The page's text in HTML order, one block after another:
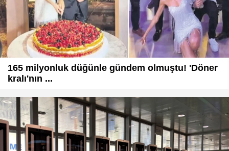
165 milyonluk düğünle gündem olmuştu! 'Döner
kralı'nın ...